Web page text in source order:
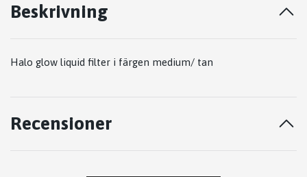
Beskrivning
Halo glow liquid filter i färgen medium/ tan
Recensioner